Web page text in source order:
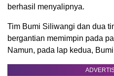
berhasil menyalipnya.
Tim Bumi Siliwangi dan dua
bergantian memimpin pada
Namun, pada lap kedua,